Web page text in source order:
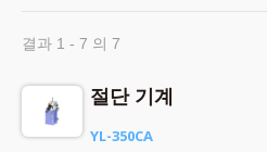
결과 1 - 7 의 7
절단 기계
YL-350CA